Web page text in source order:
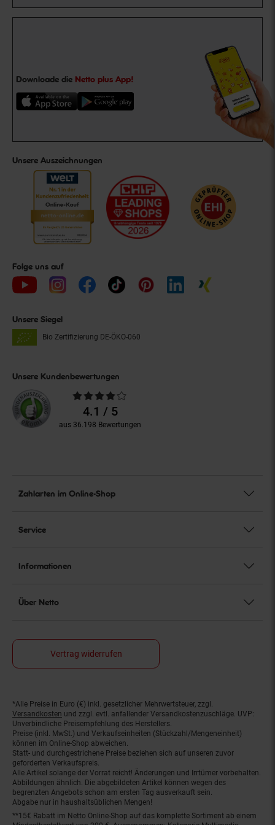
Downloade die Netto plus App!
Unsere Auszeichnungen
Folge uns auf
Unsere Siegel
Bio Zertifizierung DE-ÖKO-060
Unsere Kundenbewertungen
Durchschnittliche
Bewertungen4.1 / 5
aus 36.198 Bewertungen
Zahlarten im Online-Shop
Service
Informationen
Über Netto
Vertrag widerrufen
Fußnoten
*Alle Preise in Euro (€) inkl. gesetzlicher Mehrwertsteuer, zzgl.
Versandkosten und zzgl. evtl. anfallender Versandkostenzuschläge. UVP:
Unverbindliche Preisempfehlung des Herstellers.
Preise (inkl. MwSt.) und Verkaufseinheiten (Stückzahl/Mengeneinheit)
können im Online-Shop abweichen.
Statt- und durchgestrichene Preise beziehen sich auf unseren zuvor
geforderten Verkaufspreis.
Alle Artikel solange der Vorrat reicht! Änderungen und Irrtümer vorbehalten.
Abbildungen ähnlich. Die abgebildeten Artikel können wegen des
begrenzten Angebots schon am ersten Tag ausverkauft sein.
Abgabe nur in haushaltsüblichen Mengen!
**15€ Rabatt im Netto Online-Shop auf das komplette Sortiment ab einem